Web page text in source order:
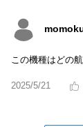
この機種はどの
2025/5/21